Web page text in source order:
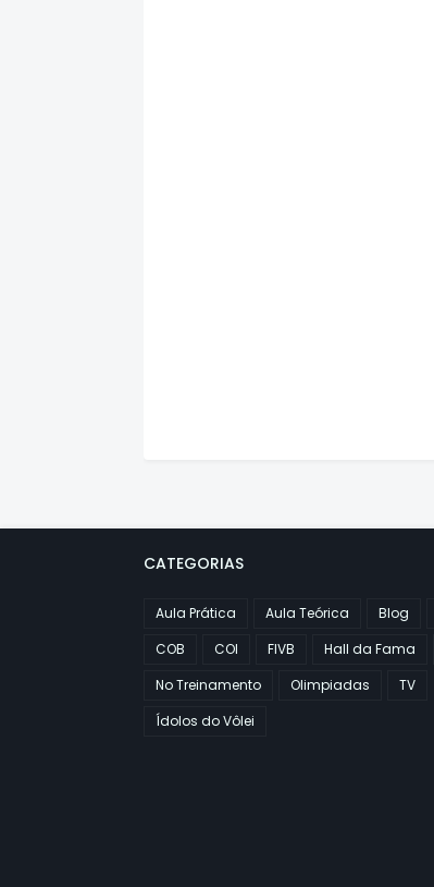
CATEGORIAS
Aula Prática Aula Teórica Blog
COB
COI FIVB Hall da Fama
No Treinamento
Olimpiadas
TV
Ídolos do Vôlei